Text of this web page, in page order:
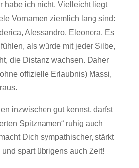
habe ich nicht. Vielleicht liegt
Vornamen ziemlich lang sind:
Alessandro, Eleonora. Es
als würde mit jeder Silbe,
die Distanz wachsen. Daher
offizielle Erlaubnis) Massi,
inzwischen gut kennst, darfst
Spitznamen“ ruhig auch
Dich sympathischer, stärkt
spart übrigens auch Zeit!